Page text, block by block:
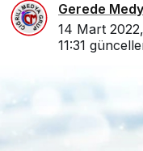
Gerede
14 Mart
11:31